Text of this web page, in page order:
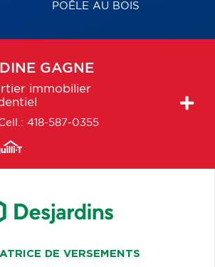
POÊLE AU BOIS
GAGNE
immobilier
418-587-0355
DE VERSEMENTS